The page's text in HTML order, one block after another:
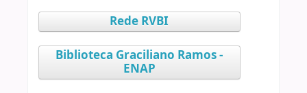
Rede RVBI
Biblioteca Graciliano Ramos -
ENAP